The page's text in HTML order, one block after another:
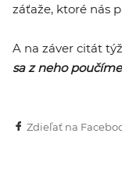
záťaže, ktoré nás
A na záver citát
sa z neho
Zdieľať na